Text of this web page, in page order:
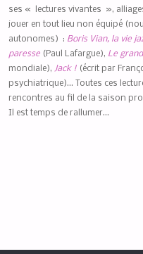
ses « lectures vivantes »,
jouer en tout lieu non équipé
autonomes) : Boris Vian, la vie
paresse (Paul Lafargue), Le
mondiale), Jack !(écrit par
psychiatrique)… Toutes ces
rencontres au fil de la saison
Il est temps de rallumer…